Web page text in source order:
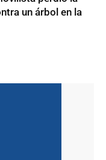
un árbol en la